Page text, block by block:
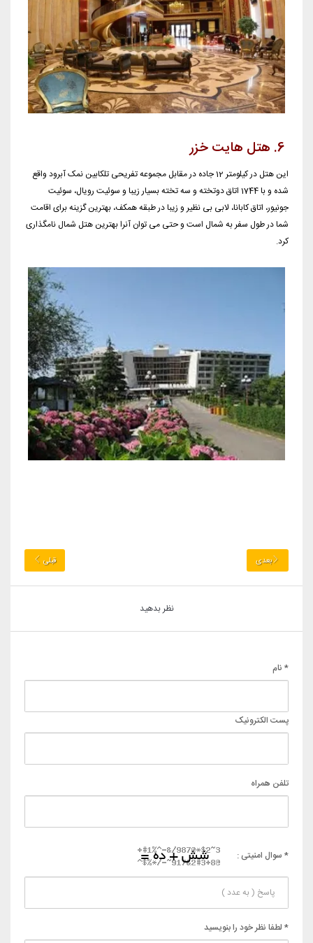
این هتل در کیلومتر 12 جاده در مقابل مجموعه تفریحی تلکابین نمک آبرود واقع
شده و با 1744 اتاق دوتخته و سه تخته بسیار زیبا و سوئیت رویال، سوئیت
جونیور، اتاق کابانا، لابی بی نظیر و زیبا در طبقه همکف، بهترین گزینه برای اقامت
شما در طول سفر به شمال است و حتی می توان آنرا بهترین هتل شمال نامگذاری
کرد.
بعدی قبلی
نظر بدهید
* نام
پست الکترونیک
تلفن همراه
* سوال امنیتی :
* لطفا نظر خود را بنویسید